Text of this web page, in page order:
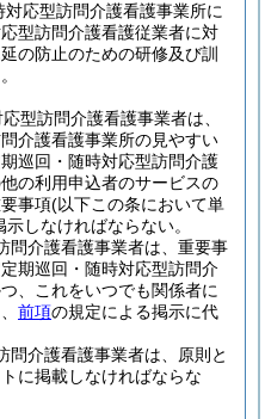
応型訪問介護看護事業所に
型訪問介護看護従業者に対
の防止のための研修及び訓
型訪問介護看護事業者は、
介護看護事業所の見やすい
巡回・随時対応型訪問介護
の利用申込者のサービスの
事項(以下この条において単
示しなければならない。
問介護看護事業者は、重要事
期巡回・随時対応型訪問介
、これをいつでも関係者に
前項の規定による掲示に代
問介護看護事業者は、原則と
に掲載しなければならな